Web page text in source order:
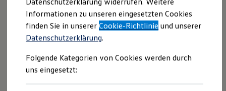
Branchenlösungen
Bau & Handwerk
Gewerbliche Personenbeförderung
Service & mobile Werkstätten
Kurier, Logistik & Handel
Feuerwehr
Rettungsdienste
ONE Business ID Vorteile
Fahrzeugsuche & Marktplatz
Hier finden Sie Informationen über die
K & E Automobile GmbH als
verantwortliche Anbieterin von Inhalten
und Angeboten, die auf dieser Webseite
speziell aufgeführt sind.
Informationen zu unseren eingesetzten Cookies
finden Sie in unsererCookie-Richtlinie und unserer
Datenschutzerklärung.
Folgende Kategorien von Cookies werden durch
uns eingesetzt: